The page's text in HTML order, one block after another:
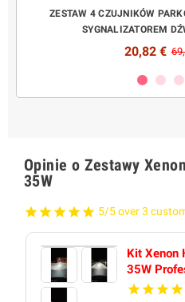
ZESTAW 4 CZUJNIKÓW
SYGNALIZATOREM
20,82 €
Opinie o Zestawy
35W
5/5 over 3
Kit Xenon
35W